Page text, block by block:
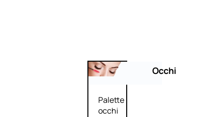
Occhi
Palette
occhi